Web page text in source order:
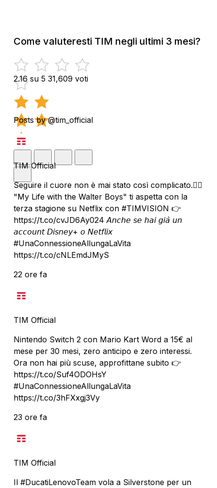
Come valuteresti TIM negli ultimi 3 mesi?
2.16 su 5 31,609 voti
Posts by @tim_official
TIM Official
Seguire il cuore non è mai stato così complicato.❤️‍🔥
"My Life with the Walter Boys" ti aspetta con la
terza stagione su Netflix con #TIMVISION 👉
https://t.co/cvJD6Ay024 𝘈𝘯𝘤𝘩𝘦 𝘴𝘦 𝘩𝘢𝘪 𝘨𝘪𝘢̀ 𝘶𝘯
𝘢𝘤𝘤𝘰𝘶𝘯𝘵 𝘋𝘪𝘴𝘯𝘦𝘺+ 𝘰 𝘕𝘦𝘵𝘧𝘭𝘪𝘹
#UnaConnessioneAllungaLaVita
https://t.co/cNLEmdJMyS
22 ore fa
TIM Official
Nintendo Switch 2 con Mario Kart Word a 15€ al
mese per 30 mesi, zero anticipo e zero interessi.
Ora non hai più scuse, approfittane subito 👉
https://t.co/Suf4ODOHsY
#UnaConnessioneAllungaLaVita
https://t.co/3hFXxgj3Vy
23 ore fa
TIM Official
Il #DucatiLenovoTeam vola a Silverstone per un